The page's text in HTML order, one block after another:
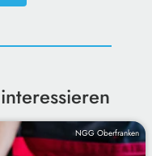
NGG Oberfranken